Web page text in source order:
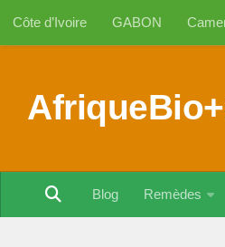
Au dessous du contenu
Côte d’Ivoire GABON
Blog Remèdes